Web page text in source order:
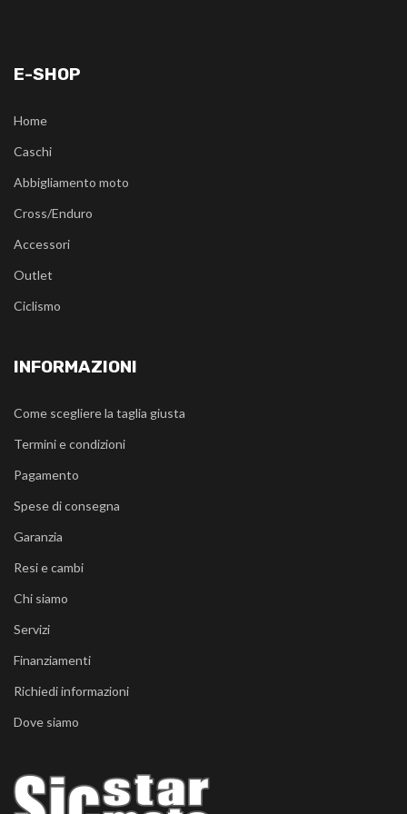
E-SHOP
Home
Caschi
Abbigliamento moto
Cross/Enduro
Accessori
Outlet
Ciclismo
INFORMAZIONI
Come scegliere la taglia giusta
Termini e condizioni
Pagamento
Spese di consegna
Garanzia
Resi e cambi
Chi siamo
Servizi
Finanziamenti
Richiedi informazioni
Dove siamo